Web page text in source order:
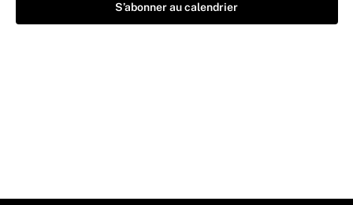
S’abonner au calendrier